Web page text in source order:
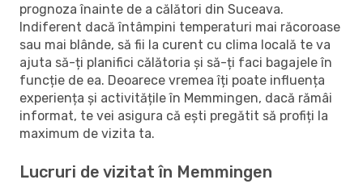
prognoza înainte de a călători din Suceava.
Indiferent dacă întâmpini temperaturi mai răcoroase
sau mai blânde, să fii la curent cu clima locală te va
ajuta să-ți planifici călătoria și să-ți faci bagajele în
funcție de ea. Deoarece vremea îți poate influența
experiența și activitățile în Memmingen, dacă rămâi
informat, te vei asigura că ești pregătit să profiți la
maximum de vizita ta.
Lucruri de vizitat în Memmingen